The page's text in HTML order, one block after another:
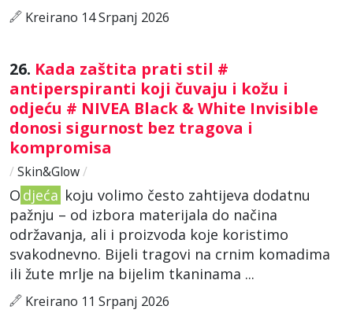
Kreirano 14 Srpanj 2026
26. Kada zaštita prati stil #
antiperspiranti koji čuvaju i kožu i
odjeću # NIVEA Black & White Invisible
donosi sigurnost bez tragova i
kompromisa
/ Skin&Glow/
O djeća koju volimo često zahtijeva dodatnu
pažnju – od izbora materijala do načina
održavanja, ali i proizvoda koje koristimo
svakodnevno. Bijeli tragovi na crnim komadima
ili žute mrlje na bijelim tkaninama ...
Kreirano 11 Srpanj 2026